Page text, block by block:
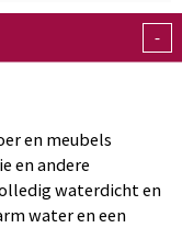
-
en meubels
en andere
waterdicht en
water en een